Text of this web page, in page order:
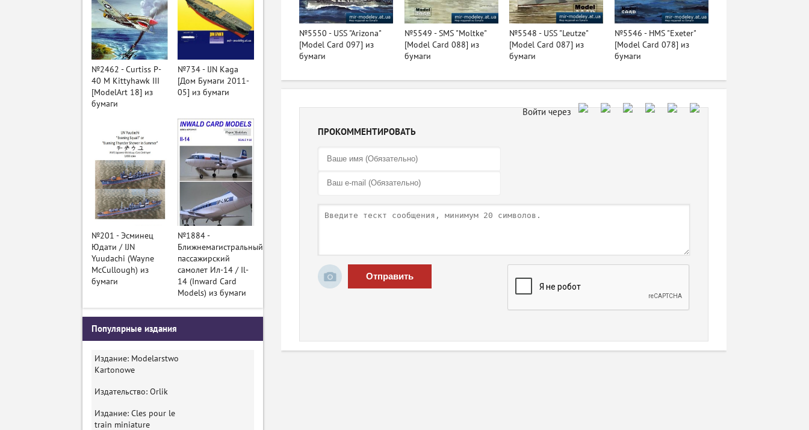
№5550 - USS "Arizona"
[Model Card 097] из
бумаги
№5549 - SMS "Moltke"
[Model Card 088] из
бумаги
№5548 - USS "Leutze"
[Model Card 087] из
бумаги
№5546 - HMS "Exeter"
[Model Card 078] из
бумаги
ПРОКОММЕНТИРОВАТЬ
Отправить
№2462 - Curtiss P-
40 M Kittyhawk III
[ModelArt 18] из
бумаги
№734 - IJN Kaga
[Дом Бумаги 2011-
05] из бумаги
№201 - Эсминец
Юдати / IJN
Yuudachi (Wayne
McCullough) из
бумаги
№1884 -
Ближнемагистральный
пассажирский
самолет Ил-14 / Il-
14 (Inward Card
Models) из бумаги
Популярные издания
Издание: Modelarstwo
Kartonowe
Издательство: Orlik
Издание: Cles pour le
train miniature